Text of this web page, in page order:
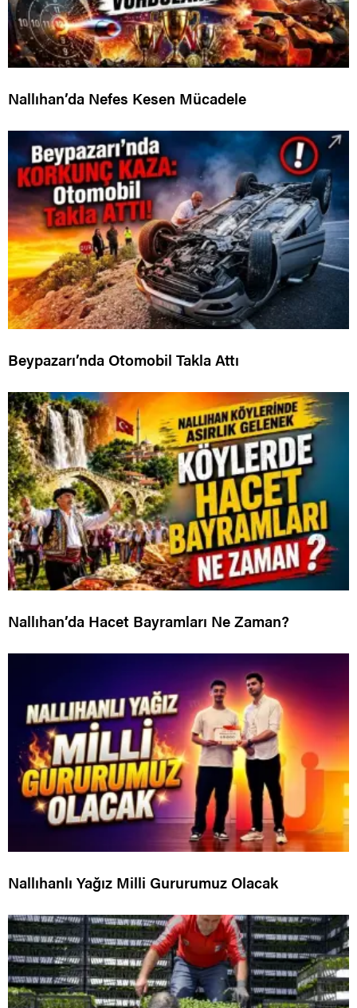
Nallıhan’da Nefes Kesen Mücadele
Beypazarı’nda Otomobil Takla Attı
Nallıhan’da Hacet Bayramları Ne Zaman?
Nallıhanlı Yağız Milli Gururumuz Olacak